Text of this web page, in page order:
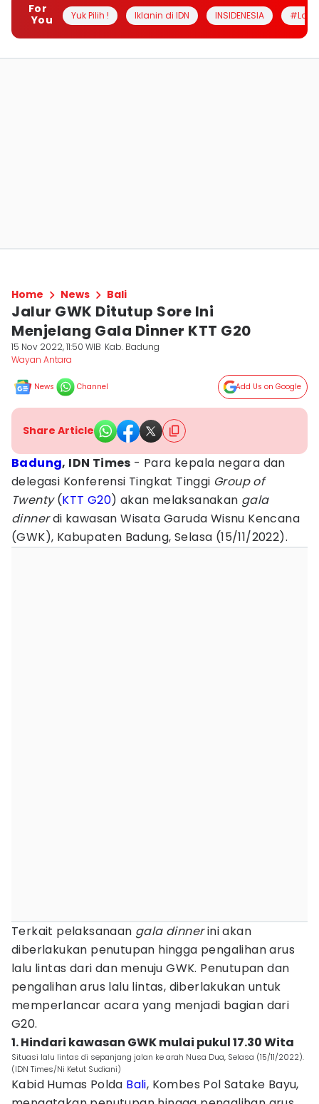
For
You
Yuk Pilih ! Iklanin di IDN INSIDENESIA
Home News Bali
Jalur GWK Ditutup Sore Ini
Menjelang Gala Dinner KTT G20
15 Nov 2022, 11:50 WIB Kab. Badung
Wayan Antara
News Channel Add Us on Google
Share Article
Badung, IDN Times - Para kepala negara dan
delegasi Konferensi Tingkat Tinggi Group of
Twenty(KTT G20) akan melaksanakan gala
dinnerdi kawasan Wisata Garuda Wisnu Kencana
(GWK), Kabupaten Badung, Selasa (15/11/2022).
Terkait pelaksanaan gala dinnerini akan
diberlakukan penutupan hingga pengalihan arus
lalu lintas dari dan menuju GWK. Penutupan dan
pengalihan arus lalu lintas, diberlakukan untuk
memperlancar acara yang menjadi bagian dari
G20.
1. Hindari kawasan GWK mulai pukul 17.30 Wita
Situasi lalu lintas di sepanjang jalan ke arah Nusa Dua, Selasa (15/11/2022).
(IDN Times/Ni Ketut Sudiani)
Kabid Humas Polda Bali, Kombes Pol Satake Bayu,